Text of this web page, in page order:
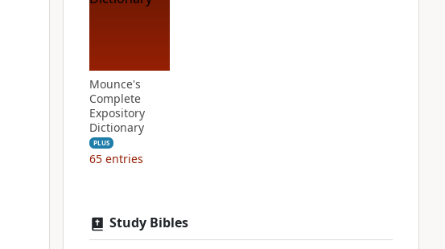
Mounce's
Complete
Expository
Dictionary
PLUS
65 entries
Study Bibles